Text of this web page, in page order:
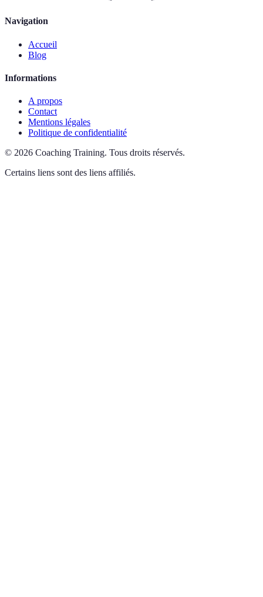
Navigation
Accueil
Blog
Informations
A propos
Contact
Mentions légales
Politique de confidentialité
© 2026 Coaching Training. Tous droits réservés.
Certains liens sont des liens affiliés.